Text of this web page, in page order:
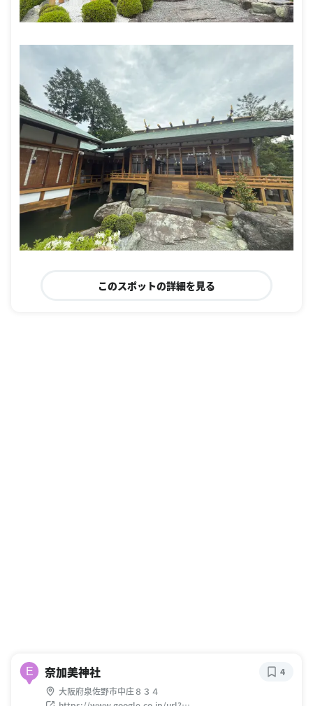
このスポットの詳細を見る
E 奈加美神社
大阪府泉佐野市中庄８３４
4